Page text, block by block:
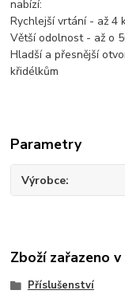
nabízí:
Rychlejší vrtání - až 4
Větší odolnost - až o
Hladší a přesnější
křidélkům
Parametry
Výrobce
Zboží zařazeno
Příslušenství